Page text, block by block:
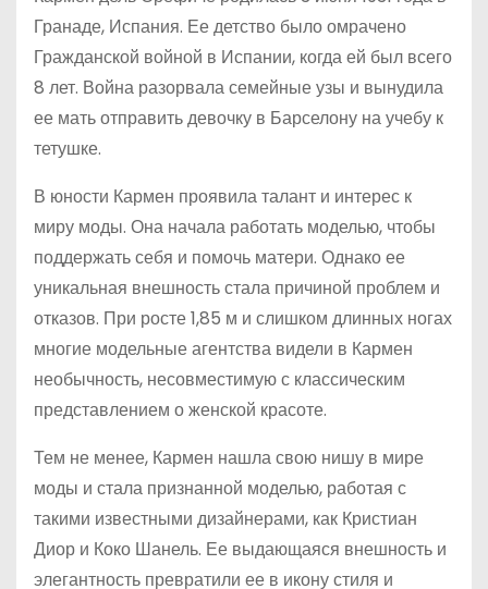
Гранаде, Испания. Ее детство было омрачено
Гражданской войной в Испании, когда ей был всего
8 лет. Война разорвала семейные узы и вынудила
ее мать отправить девочку в Барселону на учебу к
тетушке.
В юности Кармен проявила талант и интерес к
миру моды. Она начала работать моделью, чтобы
поддержать себя и помочь матери. Однако ее
уникальная внешность стала причиной проблем и
отказов. При росте 1,85 м и слишком длинных ногах
многие модельные агентства видели в Кармен
необычность, несовместимую с классическим
представлением о женской красоте.
Тем не менее, Кармен нашла свою нишу в мире
моды и стала признанной моделью, работая с
такими известными дизайнерами, как Кристиан
Диор и Коко Шанель. Ее выдающаяся внешность и
элегантность превратили ее в икону стиля и